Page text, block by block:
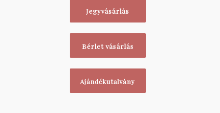
Jegyvásárlás
Bérlet vásárlás
Ajándékutalvány